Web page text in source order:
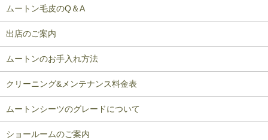
ムートン毛皮のQ＆A
出店のご案内
ムートンのお手入れ方法
クリーニング&メンテナンス料金表
ムートンシーツのグレードについて
ショールームのご案内